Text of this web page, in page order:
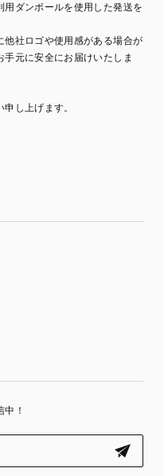
ダンボールを使用した発送を
社ロゴや使用感がある場合が
元に安全にお届けいたしま
し上げます。
！